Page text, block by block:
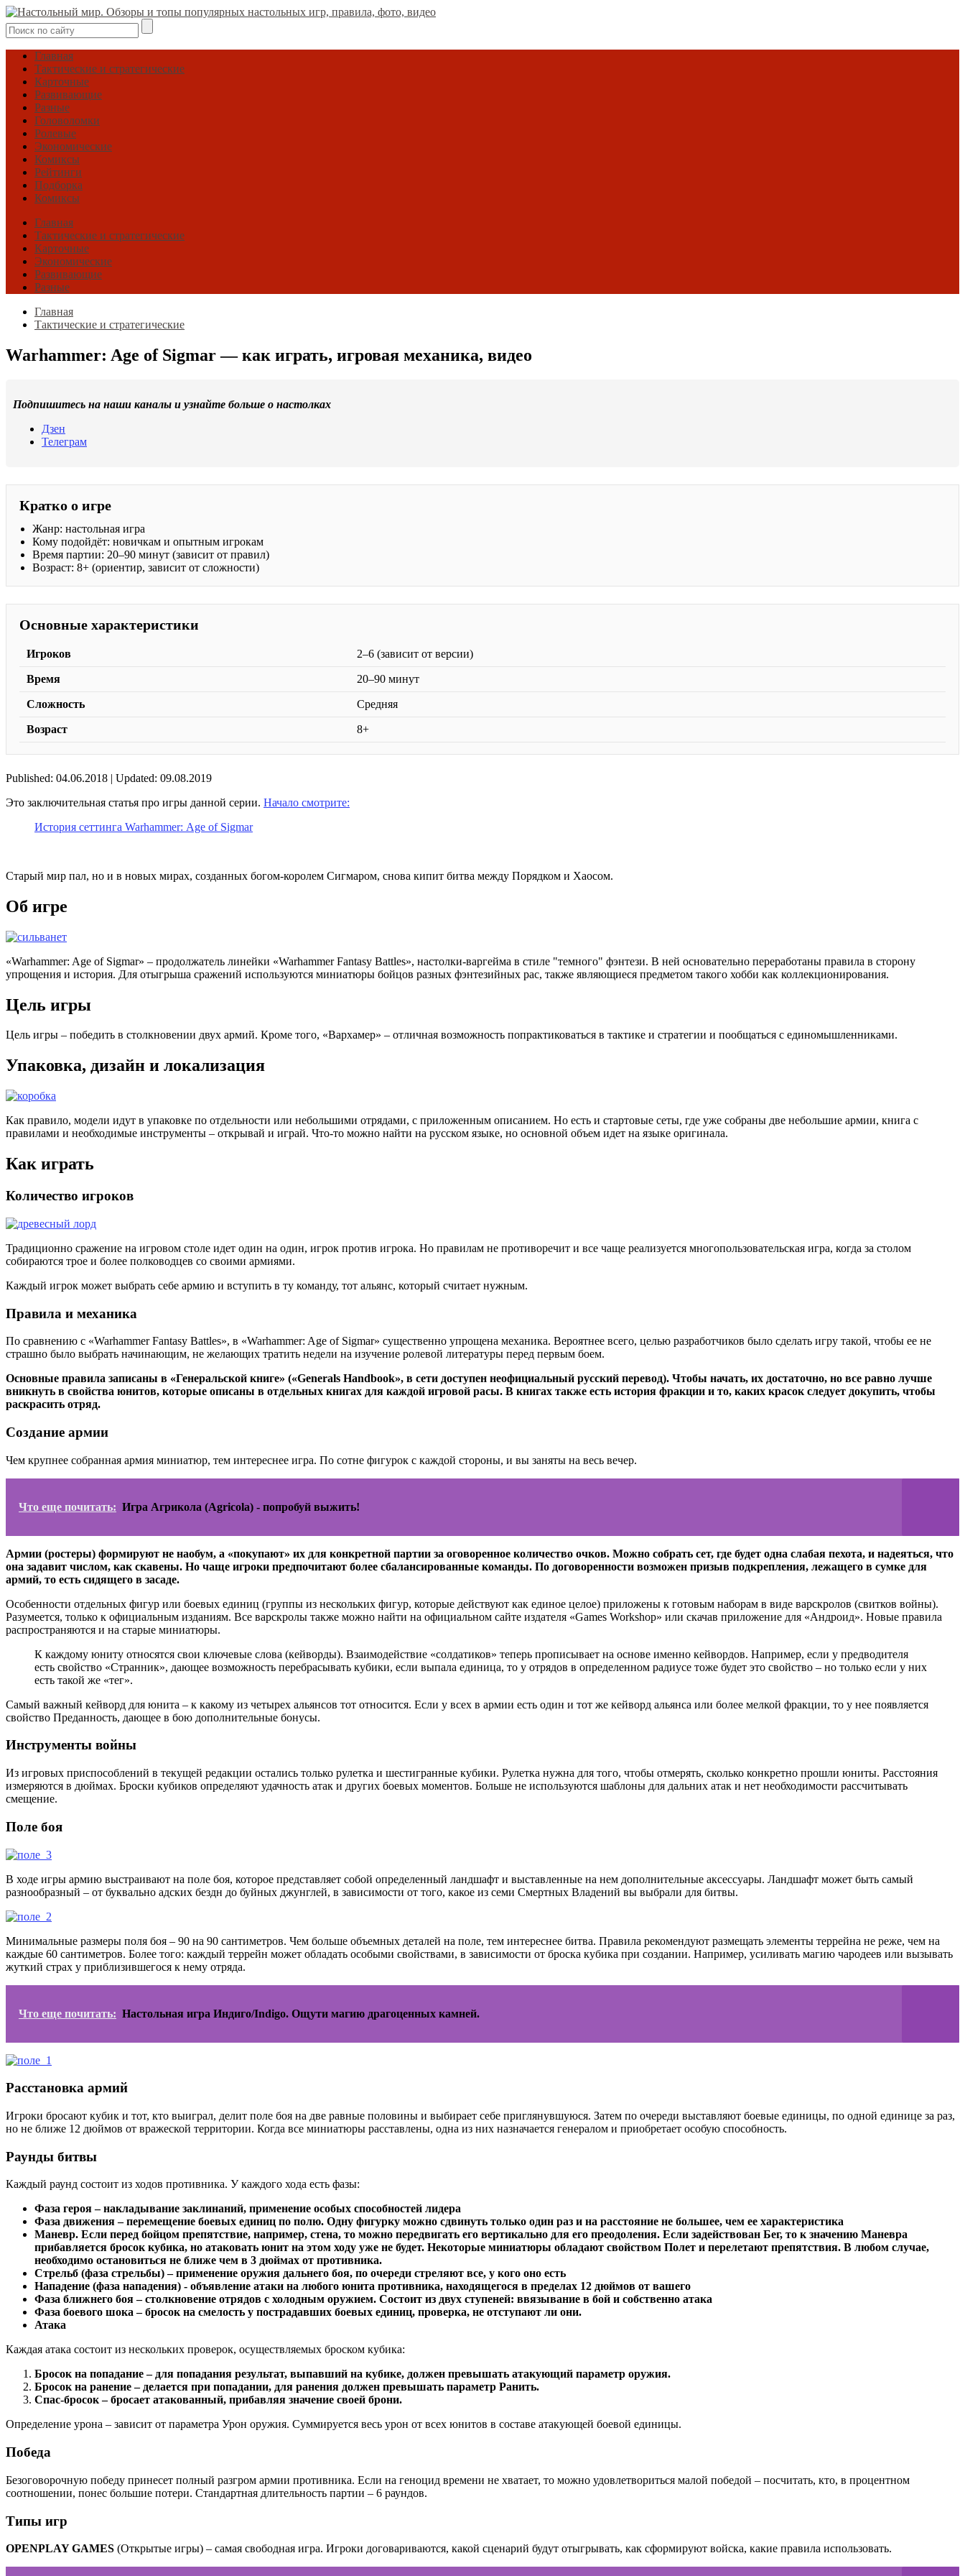
Главная
Тактические и стратегические
Карточные
Развивающие
Разные
Головоломки
Ролевые
Экономические
Комиксы
Рейтинги
Подборка
Комиксы
Главная
Тактические и стратегические
Карточные
Экономические
Развивающие
Разные
Главная
Тактические и стратегические
Warhammer: Age of Sigmar — как играть, игровая механика, видео
Подпишитесь на наши каналы и узнайте больше о настолках
Дзен
Телеграм
Кратко о игре
Жанр: настольная игра
Кому подойдёт: новичкам и опытным игрокам
Время партии: 20–90 минут (зависит от правил)
Возраст: 8+ (ориентир, зависит от сложности)
Основные характеристики
Игроков 2–6 (зависит от версии)
Время 20–90 минут
Сложность Средняя
Возраст 8+
Published: 04.06.2018 | Updated: 09.08.2019
Это заключительная статья про игры данной серии. Начало смотрите:
История сеттинга Warhammer: Age of Sigmar
Старый мир пал, но и в новых мирах, созданных богом-королем Сигмаром, снова кипит битва между Порядком и Хаосом.
Об игре
«Warhammer: Age of Sigmar» – продолжатель линейки «Warhammer Fantasy Battles», настолки-варгейма в стиле "темного" фэнтези. В ней основательно переработаны правила в сторону
упрощения и история. Для отыгрыша сражений используются миниатюры бойцов разных фэнтезийных рас, также являющиеся предметом такого хобби как коллекционирования.
Цель игры
Цель игры – победить в столкновении двух армий. Кроме того, «Вархамер» – отличная возможность попрактиковаться в тактике и стратегии и пообщаться с единомышленниками.
Упаковка, дизайн и локализация
Как правило, модели идут в упаковке по отдельности или небольшими отрядами, с приложенным описанием. Но есть и стартовые сеты, где уже собраны две небольшие армии, книга с
правилами и необходимые инструменты – открывай и играй. Что-то можно найти на русском языке, но основной объем идет на языке оригинала.
Как играть
Количество игроков
Традиционно сражение на игровом столе идет один на один, игрок против игрока. Но правилам не противоречит и все чаще реализуется многопользовательская игра, когда за столом
собираются трое и более полководцев со своими армиями.
Каждый игрок может выбрать себе армию и вступить в ту команду, тот альянс, который считает нужным.
Правила и механика
По сравнению с «Warhammer Fantasy Battles», в «Warhammer: Age of Sigmar» существенно упрощена механика. Вероятнее всего, целью разработчиков было сделать игру такой, чтобы ее не
страшно было выбрать начинающим, не желающих тратить недели на изучение ролевой литературы перед первым боем.
Основные правила записаны в «Генеральской книге» («Generals Handbook», в сети доступен неофициальный русский перевод). Чтобы начать, их достаточно, но все равно лучше
вникнуть в свойства юнитов, которые описаны в отдельных книгах для каждой игровой расы. В книгах также есть история фракции и то, каких красок следует докупить, чтобы
раскрасить отряд.
Создание армии
Чем крупнее собранная армия миниатюр, тем интереснее игра. По сотне фигурок с каждой стороны, и вы заняты на весь вечер.
Что еще почитать: Игра Агрикола (Agricola) - попробуй выжить!
Армии (ростеры) формируют не наобум, а «покупают» их для конкретной партии за оговоренное количество очков. Можно собрать сет, где будет одна слабая пехота, и надеяться, что
она задавит числом, как скавены. Но чаще игроки предпочитают более сбалансированные команды. По договоренности возможен призыв подкрепления, лежащего в сумке для
армий, то есть сидящего в засаде.
Особенности отдельных фигур или боевых единиц (группы из нескольких фигур, которые действуют как единое целое) приложены к готовым наборам в виде варскролов (свитков войны).
Разумеется, только к официальным изданиям. Все варскролы также можно найти на официальном сайте издателя «Games Workshop» или скачав приложение для «Андроид». Новые правила
распространяются и на старые миниатюры.
К каждому юниту относятся свои ключевые слова (кейворды). Взаимодействие «солдатиков» теперь прописывает на основе именно кейвордов. Например, если у предводителя
есть свойство «Странник», дающее возможность перебрасывать кубики, если выпала единица, то у отрядов в определенном радиусе тоже будет это свойство – но только если у них
есть такой же «тег».
Самый важный кейворд для юнита – к какому из четырех альянсов тот относится. Если у всех в армии есть один и тот же кейворд альянса или более мелкой фракции, то у нее появляется
свойство Преданность, дающее в бою дополнительные бонусы.
Инструменты войны
Из игровых приспособлений в текущей редакции остались только рулетка и шестигранные кубики. Рулетка нужна для того, чтобы отмерять, сколько конкретно прошли юниты. Расстояния
измеряются в дюймах. Броски кубиков определяют удачность атак и других боевых моментов. Больше не используются шаблоны для дальних атак и нет необходимости рассчитывать
смещение.
Поле боя
В ходе игры армию выстраивают на поле боя, которое представляет собой определенный ландшафт и выставленные на нем дополнительные аксессуары. Ландшафт может быть самый
разнообразный – от буквально адских бездн до буйных джунглей, в зависимости от того, какое из семи Смертных Владений вы выбрали для битвы.
Минимальные размеры поля боя – 90 на 90 сантиметров. Чем больше объемных деталей на поле, тем интереснее битва. Правила рекомендуют размещать элементы террейна не реже, чем на
каждые 60 сантиметров. Более того: каждый террейн может обладать особыми свойствами, в зависимости от броска кубика при создании. Например, усиливать магию чародеев или вызывать
жуткий страх у приблизившегося к нему отряда.
Что еще почитать: Настольная игра Индиго/Indigo. Ощути магию драгоценных камней.
Расстановка армий
Игроки бросают кубик и тот, кто выиграл, делит поле боя на две равные половины и выбирает себе приглянувшуюся. Затем по очереди выставляют боевые единицы, по одной единице за раз,
но не ближе 12 дюймов от вражеской территории. Когда все миниатюры расставлены, одна из них назначается генералом и приобретает особую способность.
Раунды битвы
Каждый раунд состоит из ходов противника. У каждого хода есть фазы:
Фаза героя – накладывание заклинаний, применение особых способностей лидера
Фаза движения – перемещение боевых единиц по полю. Одну фигурку можно сдвинуть только один раз и на расстояние не большее, чем ее характеристика
Маневр. Если перед бойцом препятствие, например, стена, то можно передвигать его вертикально для его преодоления. Если задействован Бег, то к значению Маневра
прибавляется бросок кубика, но атаковать юнит на этом ходу уже не будет. Некоторые миниатюры обладают свойством Полет и перелетают препятствия. В любом случае,
необходимо остановиться не ближе чем в 3 дюймах от противника.
Стрельб (фаза стрельбы) – применение оружия дальнего боя, по очереди стреляют все, у кого оно есть
Нападение (фаза нападения) - объявление атаки на любого юнита противника, находящегося в пределах 12 дюймов от вашего
Фаза ближнего боя – столкновение отрядов с холодным оружием. Состоит из двух ступеней: ввязывание в бой и собственно атака
Фаза боевого шока – бросок на смелость у пострадавших боевых единиц, проверка, не отступают ли они.
Атака
Каждая атака состоит из нескольких проверок, осуществляемых броском кубика:
Бросок на попадание – для попадания результат, выпавший на кубике, должен превышать атакующий параметр оружия.
Бросок на ранение – делается при попадании, для ранения должен превышать параметр Ранить.
Спас-бросок – бросает атакованный, прибавляя значение своей брони.
Определение урона – зависит от параметра Урон оружия. Суммируется весь урон от всех юнитов в составе атакующей боевой единицы.
Победа
Безоговорочную победу принесет полный разгром армии противника. Если на геноцид времени не хватает, то можно удовлетвориться малой победой – посчитать, кто, в процентном
соотношении, понес большие потери. Стандартная длительность партии – 6 раундов.
Типы игр
OPENPLAY GAMES (Открытые игры) – самая свободная игра. Игроки договариваются, какой сценарий будут отыгрывать, как сформируют войска, какие правила использовать.